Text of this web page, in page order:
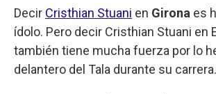
Decir Cristhian Stuani en Girona es
ídolo. Pero decir Cristhian Stuani en
también tiene mucha fuerza por lo
delantero del Tala durante su carrera.